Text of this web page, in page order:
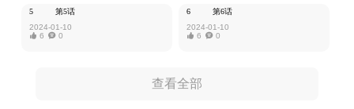
5
第5话
2024-01-10
 6 0
6
第6话
2024-01-10
 6 0
查看全部